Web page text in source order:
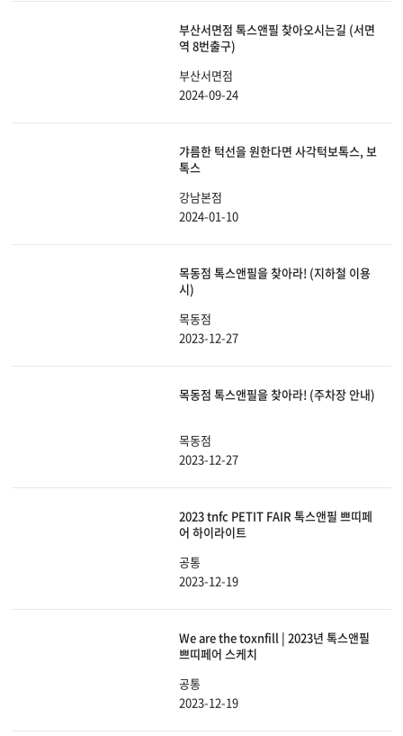
부산서면점 톡스앤필 찾아오시는길 (서면
역 8번출구)
부산서면점
2024-09-24
갸름한 턱선을 원한다면 사각턱보톡스, 보
톡스
강남본점
2024-01-10
목동점 톡스앤필을 찾아라! (지하철 이용
시)
목동점
2023-12-27
목동점 톡스앤필을 찾아라! (주차장 안내)
목동점
2023-12-27
2023 tnfc PETIT FAIR 톡스앤필 쁘띠페
어 하이라이트
공통
2023-12-19
We are the toxnfill | 2023년 톡스앤필
쁘띠페어 스케치
공통
2023-12-19